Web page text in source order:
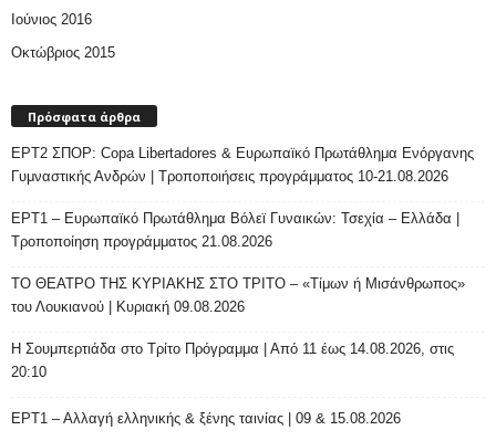
Ιούνιος 2016
Οκτώβριος 2015
Πρόσφατα άρθρα
ΕΡΤ2 ΣΠΟΡ: Copa Libertadores & Ευρωπαϊκό Πρωτάθλημα Ενόργανης
Γυμναστικής Ανδρών | Τροποποιήσεις προγράμματος 10-21.08.2026
ΕΡΤ1 – Ευρωπαϊκό Πρωτάθλημα Βόλεϊ Γυναικών: Τσεχία – Ελλάδα |
Τροποποίηση προγράμματος 21.08.2026
ΤΟ ΘΕΑΤΡΟ ΤΗΣ ΚΥΡΙΑΚΗΣ ΣΤΟ ΤΡΙΤΟ – «Τίμων ή Μισάνθρωπος»
του Λουκιανού | Κυριακή 09.08.2026
H Σουμπερτιάδα στο Τρίτο Πρόγραμμα | Από 11 έως 14.08.2026, στις
20:10
ΕΡΤ1 – Αλλαγή ελληνικής & ξένης ταινίας | 09 & 15.08.2026